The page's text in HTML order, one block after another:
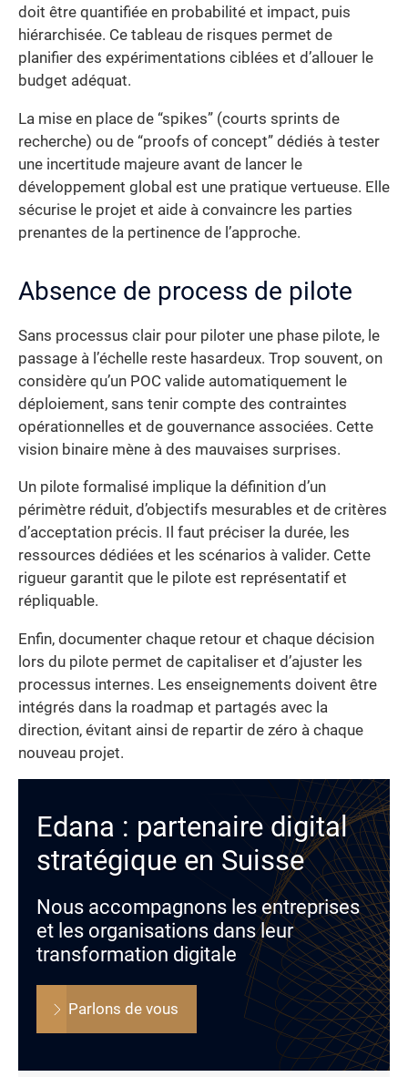
doit être quantifiée en probabilité et impact, puis
hiérarchisée. Ce tableau de risques permet de
planifier des expérimentations ciblées et d’allouer le
budget adéquat.
La mise en place de “spikes” (courts sprints de
recherche) ou de “proofs of concept” dédiés à tester
une incertitude majeure avant de lancer le
développement global est une pratique vertueuse. Elle
sécurise le projet et aide à convaincre les parties
prenantes de la pertinence de l’approche.
Absence de process de pilote
Sans processus clair pour piloter une phase pilote, le
passage à l’échelle reste hasardeux. Trop souvent, on
considère qu’un POC valide automatiquement le
déploiement, sans tenir compte des contraintes
opérationnelles et de gouvernance associées. Cette
vision binaire mène à des mauvaises surprises.
Un pilote formalisé implique la définition d’un
périmètre réduit, d’objectifs mesurables et de critères
d’acceptation précis. Il faut préciser la durée, les
ressources dédiées et les scénarios à valider. Cette
rigueur garantit que le pilote est représentatif et
répliquable.
Enfin, documenter chaque retour et chaque décision
lors du pilote permet de capitaliser et d’ajuster les
processus internes. Les enseignements doivent être
intégrés dans la roadmap et partagés avec la
direction, évitant ainsi de repartir de zéro à chaque
nouveau projet.
Edana : partenaire digital
stratégique en Suisse
Nous accompagnons les entreprises
et les organisations dans leur
transformation digitale
Parlons de vous